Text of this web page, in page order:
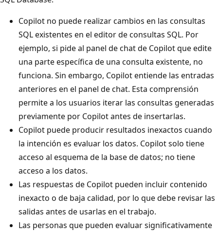
Copilot no puede realizar cambios en las consultas
SQL existentes en el editor de consultas SQL. Por
ejemplo, si pide al panel de chat de Copilot que edite
una parte específica de una consulta existente, no
funciona. Sin embargo, Copilot entiende las entradas
anteriores en el panel de chat. Esta comprensión
permite a los usuarios iterar las consultas generadas
previamente por Copilot antes de insertarlas.
Copilot puede producir resultados inexactos cuando
la intención es evaluar los datos. Copilot solo tiene
acceso al esquema de la base de datos; no tiene
acceso a los datos.
Las respuestas de Copilot pueden incluir contenido
inexacto o de baja calidad, por lo que debe revisar las
salidas antes de usarlas en el trabajo.
Las personas que pueden evaluar significativamente